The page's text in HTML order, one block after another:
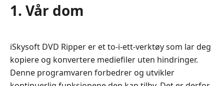
2.
iSkysoft
DVD
Ripper?
1. Vår dom
iSkysoft DVD Ripper er et to-i-ett-verktøy som lar deg
kopiere og konvertere mediefiler uten hindringer.
Denne programvaren forbedrer og utvikler